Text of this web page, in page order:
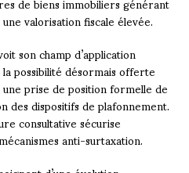
valorisation fiscale élevée.
son champ d’application
possibilité désormais offerte
prise de position formelle de
des dispositifs de plafonnement.
consultative sécurise
anti-surtaxation.